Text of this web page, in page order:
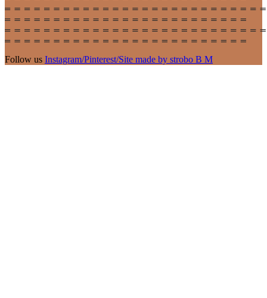
Follow us Instagram/Pinterest/Site made by strobo B M